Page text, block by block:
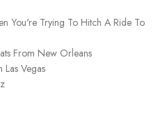
You're Trying To Hitch A Ride To
From New Orleans
Vegas